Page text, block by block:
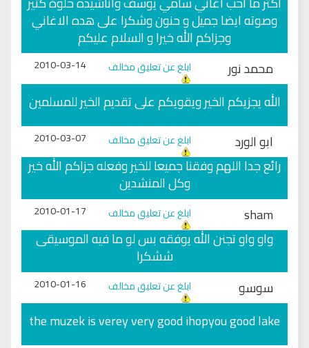
وصوته ايضا جميل و حنون وشكرا على هده الاغاني
وجزاكم الله خيرا و السلام عليكم
محمد نور
ابلغ عن تعليق مخالف 2010-03-14
الله يجزيكم الخير ويقويكم على تقديم الخير للمسلمين
ابو الورد
ابلغ عن تعليق مخالف 2010-03-07
رائع جدا اللهم وفقنا جميعا للخير وفعله جزاكم الله خير
وكل المنشدين
sham
ابلغ عن تعليق مخالف 2010-01-17
واو واو تجنن الله يوفقه بس لو ما فيه الموسيقى
ششكرا
سوسو
ابلغ عن تعليق مخالف 2010-01-16
the muzek is verey very good ihopyou good lake